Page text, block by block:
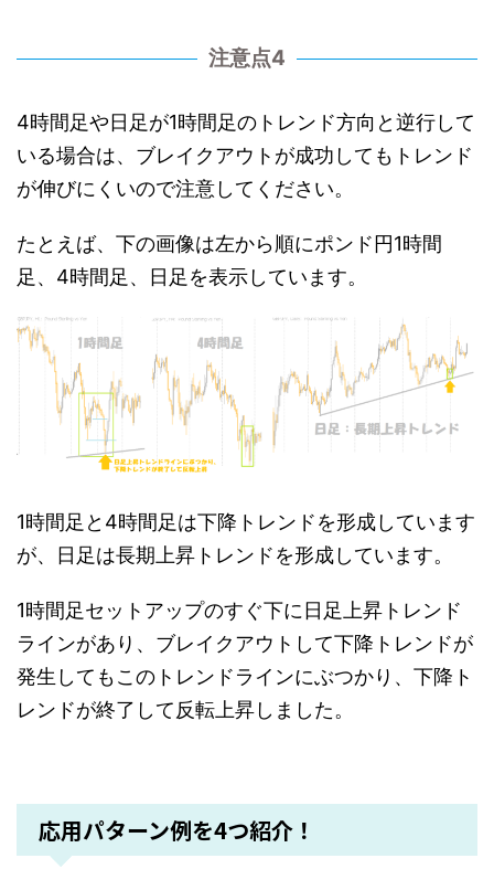
注意点4
4時間足や日足が1時間足のトレンド方向と逆行して
いる場合は、ブレイクアウトが成功してもトレンド
が伸びにくいので注意してください。
たとえば、下の画像は左から順にポンド円1時間
足、4時間足、日足を表示しています。
1時間足と4時間足は下降トレンドを形成しています
が、日足は長期上昇トレンドを形成しています。
1時間足セットアップのすぐ下に日足上昇トレンド
ラインがあり、ブレイクアウトして下降トレンドが
発生してもこのトレンドラインにぶつかり、下降ト
レンドが終了して反転上昇しました。
応用パターン例を4つ紹介！